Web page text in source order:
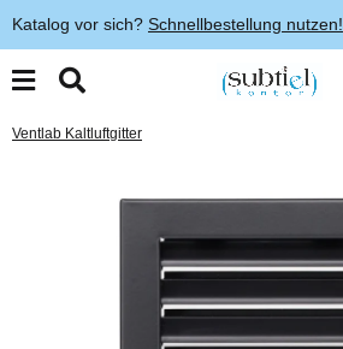
Katalog vor sich? Schnellbestellung nutzen!
Ventlab Kaltluftgitter